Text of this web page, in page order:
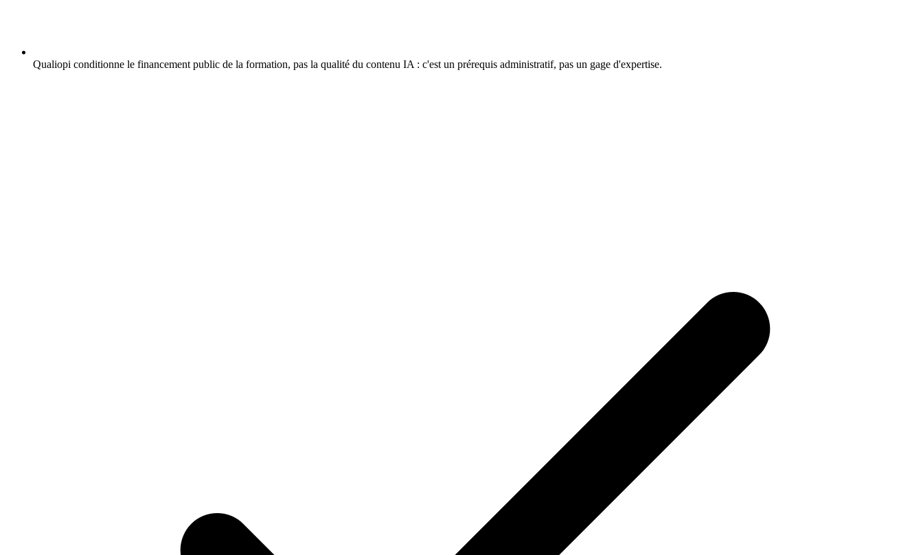
Qualiopi conditionne le financement public de la formation, pas la qualité du contenu IA : c'est un prérequis administratif, pas un gage d'expertise.